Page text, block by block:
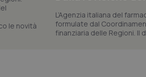
L’Agenzia italiana del
formulate dal
finanziaria delle Regioni. Il
tracking-sites-
tracking-enable